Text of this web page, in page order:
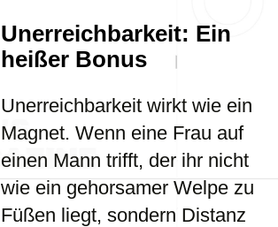
Unerreichbarkeit: Ein
heißer Bonus
Unerreichbarkeit wirkt wie ein
Magnet. Wenn eine Frau auf
einen Mann trifft, der ihr nicht
wie ein gehorsamer Welpe zu
Füßen liegt, sondern Distanz